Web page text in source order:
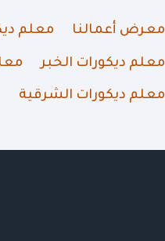
معرض أعمالنا معلم
معلم ديكورات الخبر
معلم ديكورات الشرقية